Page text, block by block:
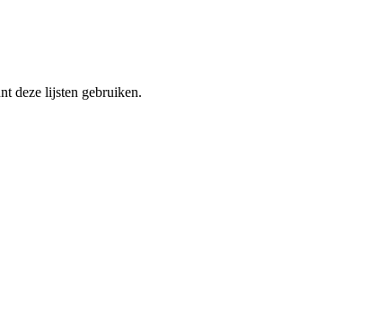
deze lijsten gebruiken.